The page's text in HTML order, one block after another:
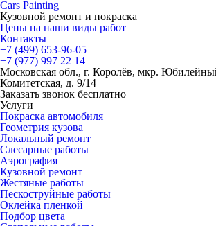
Cars Painting
Кузовной ремонт и покраска
Цены на наши виды работ
Контакты
+7 (499) 653-96-05
+7 (977) 997 22 14
Московская обл., г. Королёв, мкр.
Комитетская, д. 9/14
Заказать звонок бесплатно
Услуги
Покраска автомобиля
Геометрия кузова
Локальный ремонт
Слесарные работы
Аэрография
Кузовной ремонт
Жестяные работы
Пескоструйные работы
Оклейка пленкой
Подбор цвета